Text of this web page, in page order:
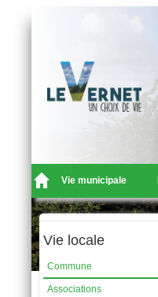
Vie municipale
Vie locale
Commune
Associations